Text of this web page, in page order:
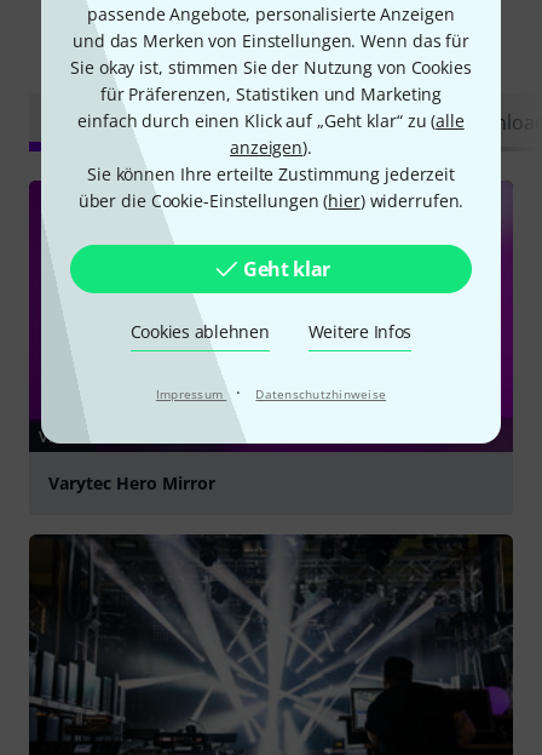
passende Angebote, personalisierte Anzeigen
und das Merken von Einstellungen. Wenn das für
Sie okay ist, stimmen Sie der Nutzung von Cookies
für Präferenzen, Statistiken und Marketing
einfach durch einen Klick auf „Geht klar“ zu (alle
anzeigen).
Sie können Ihre erteilte Zustimmung jederzeit
über die Cookie-Einstellungen (hier) widerrufen.
Geht klar
Cookies ablehnen Weitere Infos
Impressum · Datenschutzhinweise
Schon gewusst?
Videos Ratgeber Testberichte
VIDEO
Varytec Hero Mirror